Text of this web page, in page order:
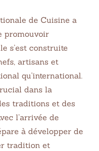
de Cuisine a
promouvoir
s’est construite
artisans et
qu’international.
dans la
traditions et des
l’arrivée de
à développer de
tradition et